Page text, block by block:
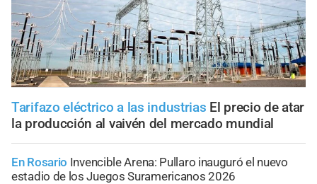
Tarifazo eléctrico a las industrias El precio de atar
la producción al vaivén del mercado mundial
En Rosario Invencible Arena: Pullaro inauguró el nuevo
estadio de los Juegos Suramericanos 2026